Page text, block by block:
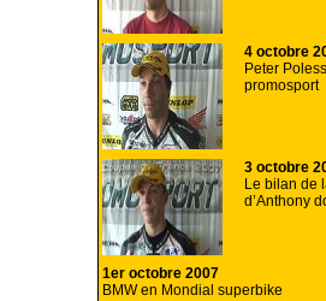
4 octobre
Peter
promosport
3 octobre
Le bilan de
d’Anthony
1er octobre 2007
BMW en Mondial superbike